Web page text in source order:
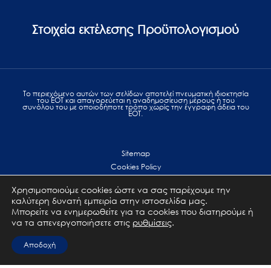
Στοιχεία εκτέλεσης Προϋπολογισμού
Το περιεχόμενο αυτών των σελίδων αποτελεί πvευματική ιδιοκτησία
του ΕΟΤ και απαγορεύεται η αναδημοσίευση μέρους ή του
συνόλου του με οποιοδήποτε τρόπο χωρίς την έγγραφη άδεια του
ΕΟΤ.
Sitemap
Cookies Policy
Terms of use
Επικοινωνία
Χρησιμοποιούμε cookies ώστε να σας παρέχουμε την
καλύτερη δυνατή εμπειρία στην ιστοσελίδα μας.
Μπορείτε να ενημερωθείτε για τα cookies που διατηρούμε ή
να τα απενεργοποιήσετε στις ρυθμίσεις.
Αποδοχή